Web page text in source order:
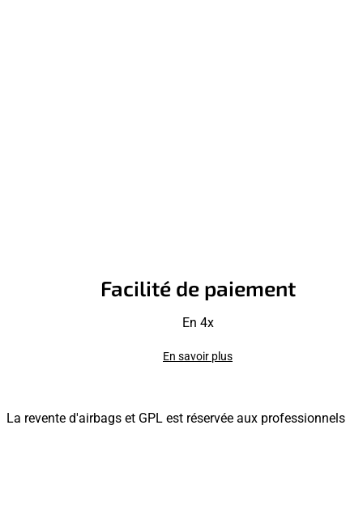
Facilité de paiement
En 4x
En savoir plus
La revente d'airbags et GPL est réservée aux professionnels